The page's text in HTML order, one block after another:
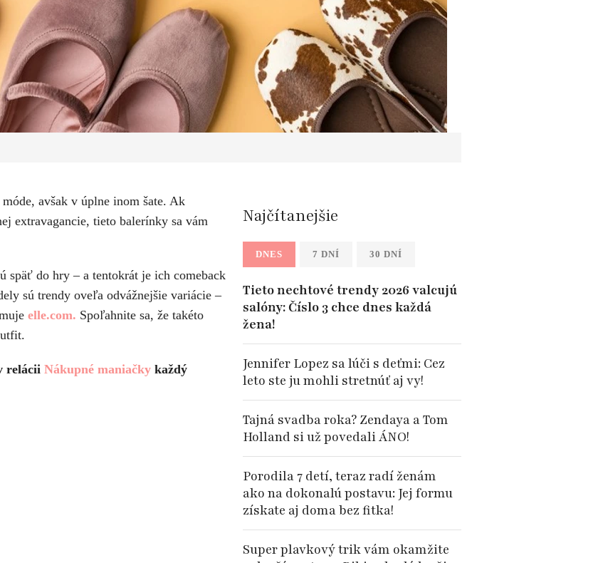
avšak v úplne inom šate. Ak
extravagancie, tieto balerínky sa vám
späť do hry – a tentokrát je ich comeback
sú trendy oveľa odvážnejšie variácie –
elle.com. Spoľahnite sa, že takéto
relácii Nákupné maniačky každý
Najčítanejšie
DNES 7 DNÍ 30 DNÍ
Tieto nechtové trendy 2026 valcujú
salóny: Číslo 3 chce dnes každá
žena!
Jennifer Lopez sa lúči s deťmi: Cez
leto ste ju mohli stretnúť aj vy!
Tajná svadba roka? Zendaya a Tom
Holland si už povedali ÁNO!
Porodila 7 detí, teraz radí ženám
ako na dokonalú postavu: Jej formu
získate aj doma bez fitka!
Super plavkový trik vám okamžite